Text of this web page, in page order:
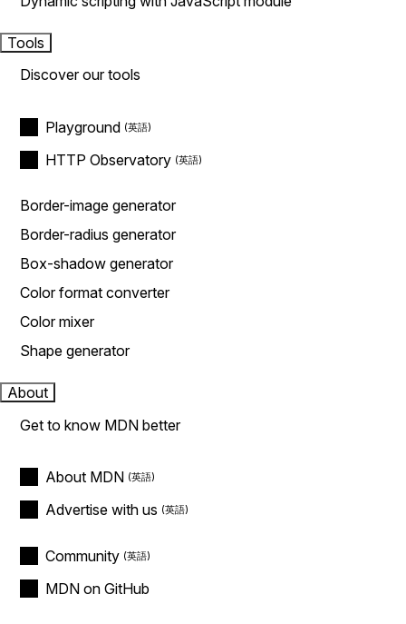
Tools
Discover our tools
Playground
HTTP Observatory
Border-image generator
Border-radius generator
Box-shadow generator
Color format converter
Color mixer
Shape generator
About
Get to know MDN better
About MDN
Advertise with us
Community
MDN on GitHub